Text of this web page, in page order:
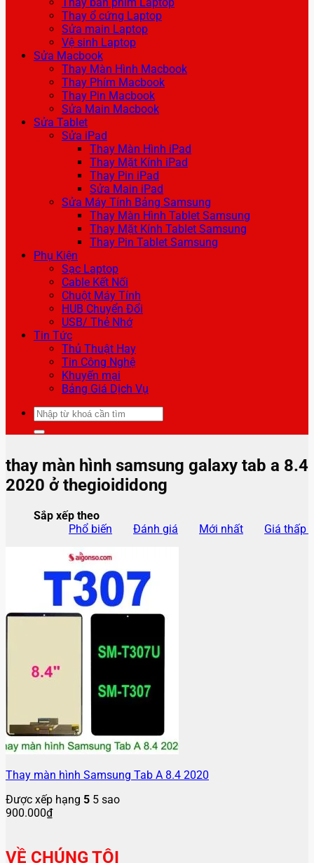
Thay ổ cứng Laptop
Sửa main Laptop
Vệ sinh Laptop
Sửa Macbook
Thay Màn Hình Macbook
Thay Phím Macbook
Thay Pin Macbook
Sửa Main Macbook
Sửa Tablet
Sửa iPad
Thay Màn Hình iPad
Thay Mặt Kính iPad
Thay Pin iPad
Sửa Main iPad
Sửa Máy Tính Bảng Samsung
Thay Màn Hình Tablet Samsung
Thay Mặt Kính Tablet Samsung
Thay Pin Tablet Samsung
Phụ Kiện
Sạc Laptop
Cable Kết Nối
Chuột Máy Tính
HUB Chuyển Đổi
USB/ Thẻ Nhớ
Tin Tức
Thủ Thuật Hay
Tin Công Nghệ
Khuyến mại
Bảng Giá Dịch Vụ
Tìm
kiếm:
thay màn hình samsung galaxy tab a 8.4
2020 ở thegioididong
Sắp xếp theo
Phổ biến
Đánh giá Mới nhất Giá thấp
Thay màn hình Samsung Tab A 8.4 2020
Được xếp hạng 5 5 sao
900.000₫
VỀ CHÚNG TÔI